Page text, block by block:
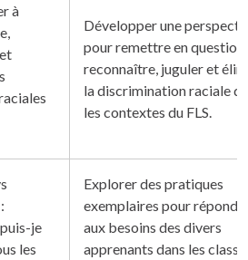
à
Développer une
pour remettre en question,
reconnaître, juguler et
la discrimination raciale
les contextes du FLS.
je
les
Explorer des pratiques
exemplaires pour
aux besoins des divers
apprenants dans les